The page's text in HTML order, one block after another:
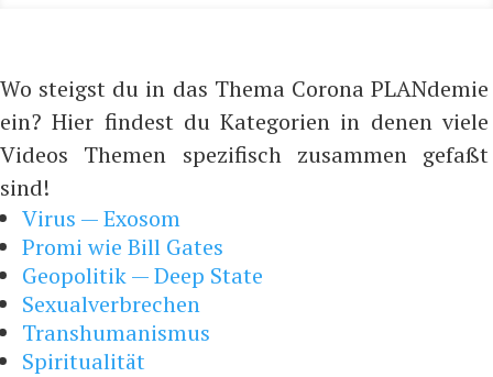
Wo steigst du in das Thema Corona PLANdemie
ein? Hier findest du Kategorien in denen viele
Videos Themen spezifisch zusammen gefaßt
sind!
Virus — Exosom
Promi wie Bill Gates
Geopolitik — Deep State
Sexualverbrechen
Transhumanismus
Spiritualität